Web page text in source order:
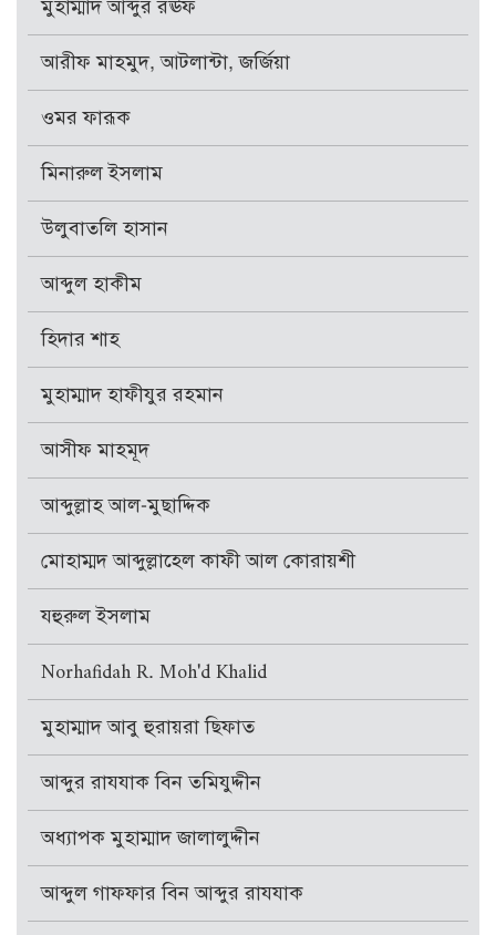
মুহাম্মাদ আব্দুর রঊফ
আরীফ মাহমুদ, আটলান্টা, জর্জিয়া
ওমর ফারূক
মিনারুল ইসলাম
উলুবাতলি হাসান
আব্দুল হাকীম
হিদার শাহ
মুহাম্মাদ হাফীযুর রহমান
আসীফ মাহমূদ
আব্দুল্লাহ আল-মুছাদ্দিক
মোহাম্মদ আব্দুল্লাহেল কাফী আল কোরায়শী
যহুরুল ইসলাম
Norhafidah R. Moh'd Khalid
মুহাম্মাদ আবু হুরায়রা ছিফাত
আব্দুর রাযযাক বিন তমিযুদ্দীন
অধ্যাপক মুহাম্মাদ জালালুদ্দীন
আব্দুল গাফফার বিন আব্দুর রাযযাক